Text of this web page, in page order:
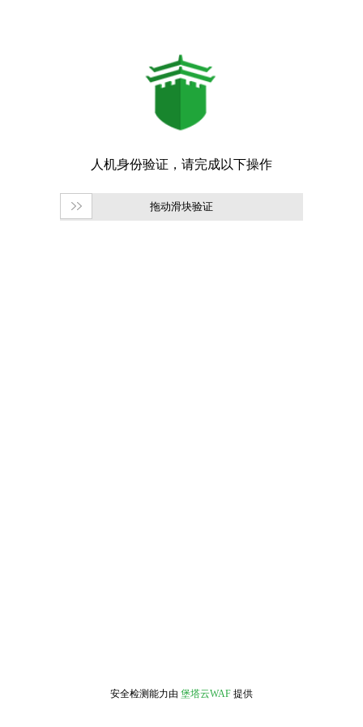
拖动滑块验证
安全检测能力由 堡塔云WAF 提供